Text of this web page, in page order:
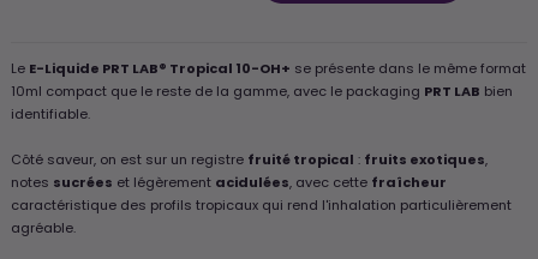
Le E-Liquide PRT LAB® Tropical 10-OH+ se présente dans le même format
10ml compact que le reste de la gamme, avec le packaging PRT LAB bien
identifiable.
Côté saveur, on est sur un registre fruité tropical : fruits exotiques,
notes sucrées et légèrement acidulées, avec cette fraîcheur
caractéristique des profils tropicaux qui rend l'inhalation particulièrement
agréable.